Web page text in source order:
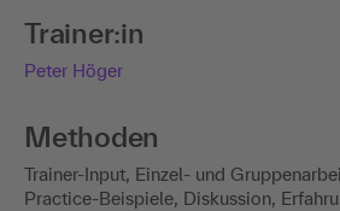
Trainer:in
Peter Höger
Methoden
Trainer-Input, Einzel- und
Practice-Beispiele, Diskussion,